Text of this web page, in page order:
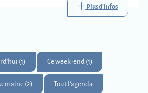
Plus d'infos
(1) Ce week-end (1)
(2) Tout l'agenda